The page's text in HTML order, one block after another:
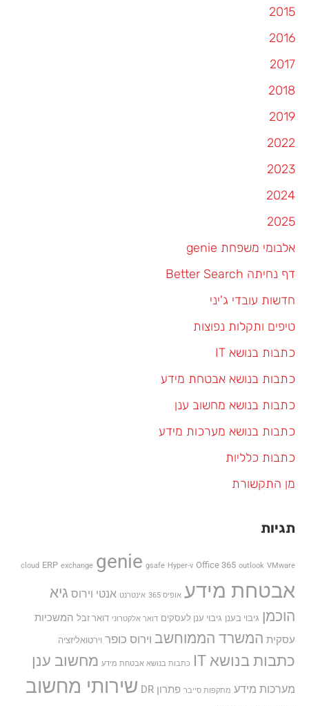
2015
2016
2017
2018
2019
2022
2023
2024
2025
אלבומי משפחת genie
דף נחיתה Better Search
חדשות עובדי ג'יני
טיפים ותקלות נפוצות
כתבות בנושא IT
כתבות בנושא אבטחת מידע
כתבות בנושא מחשוב ענן
כתבות בנושא מערכות מידע
כתבות כלליות
מן התקשורת
תגיות
cloud ERP exchange genie gsafe Hyper-v Office 365 outlook VMware
אבטחת מידע אופיס 365 אינטרנט אנטי וירוס גיא
הוכמן גיבוי בענן גיבוי ענן לעסקים דואר אלקטרוני דואר זבל המשכיות
עסקית המשרד הממוחשב וירוס כופר וירטואליזציה
כתבות בנושא IT כתבות בנושא אבטחת מידע מחשוב ענן
מערכות מידע מתקפות סייבר פתרון DR שירותי מחשוב